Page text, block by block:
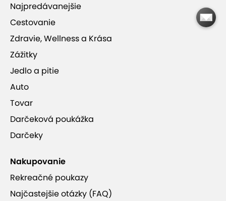
Viac informácií
Najpredávanejšie
Cestovanie
Zdravie, Wellness a Krása
Zážitky
Jedlo a pitie
Auto
Tovar
Darčeková poukážka
Darčeky
Nakupovanie
Rekreačné poukazy
Najčastejšie otázky (FAQ)